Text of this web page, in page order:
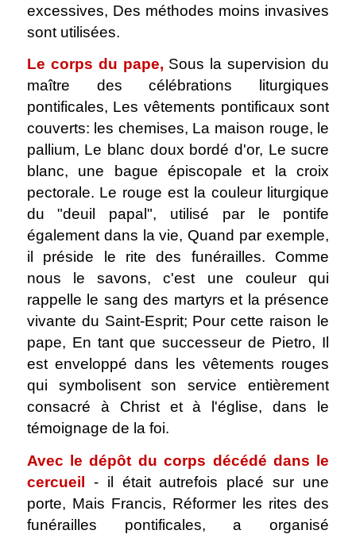
excessives, Des méthodes moins invasives
sont utilisées.
Le corps du pape, Sous la supervision du
maître des célébrations liturgiques
pontificales, Les vêtements pontificaux sont
couverts: les chemises, La maison rouge, le
pallium, Le blanc doux bordé d'or, Le sucre
blanc, une bague épiscopale et la croix
pectorale. Le rouge est la couleur liturgique
du "deuil papal", utilisé par le pontife
également dans la vie, Quand par exemple,
il préside le rite des funérailles. Comme
nous le savons, c'est une couleur qui
rappelle le sang des martyrs et la présence
vivante du Saint-Esprit; Pour cette raison le
pape, En tant que successeur de Pietro, Il
est enveloppé dans les vêtements rouges
qui symbolisent son service entièrement
consacré à Christ et à l'église, dans le
témoignage de la foi.
Avec le dépôt du corps décédé dans le
cercueil
- il était autrefois placé sur une
porte, Mais Francis, Réformer les rites des
funérailles pontificales, a organisé